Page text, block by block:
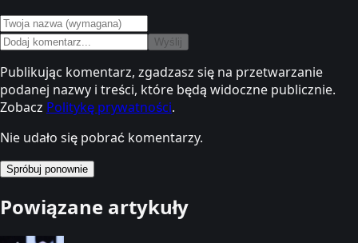
Wyślij
Publikując komentarz, zgadzasz się na przetwarzanie
podanej nazwy i treści, które będą widoczne publicznie.
Zobacz Politykę prywatności.
Nie udało się pobrać komentarzy.
Spróbuj ponownie
Powiązane artykuły